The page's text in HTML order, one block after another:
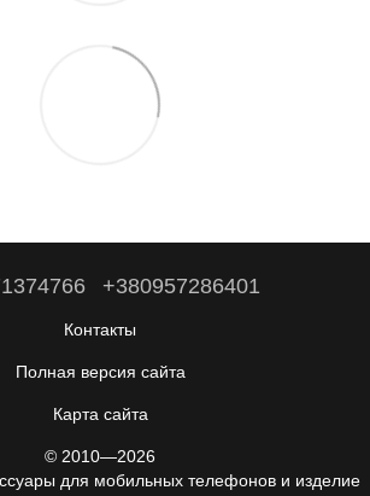
+380957286401
Контакты
Полная версия сайта
Карта сайта
© 2010—2026
для мобильных телефонов и изделие